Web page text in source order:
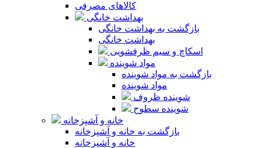
کالاهای مصرفی
بهداشت خانگی
بازگشت به بهداشت خانگی
بهداشت خانگی
اسکاچ و سیم ظرفشویی
مواد شوینده
بازگشت به مواد شوینده
مواد شوینده
شوینده ظروف
شوینده سطوح
خانه و آشپزخانه
بازگشت به خانه و آشپزخانه
خانه و آشپزخانه